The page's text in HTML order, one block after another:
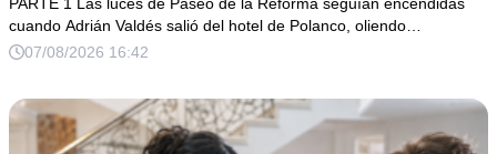
PARTE 1 Las luces de Paseo de la Reforma seguían encendidas
cuando Adrián Valdés salió del hotel de Polanco, oliendo…
07/08/2026 16:42